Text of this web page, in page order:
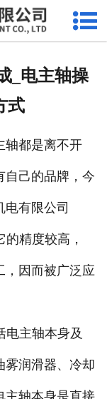
站首页
系我们
_电主轴操
式
轴都是离不开
自己的品牌，今
有限公司
精度较高，
，因而被广泛应
电主轴本身及
雾润滑器、冷却